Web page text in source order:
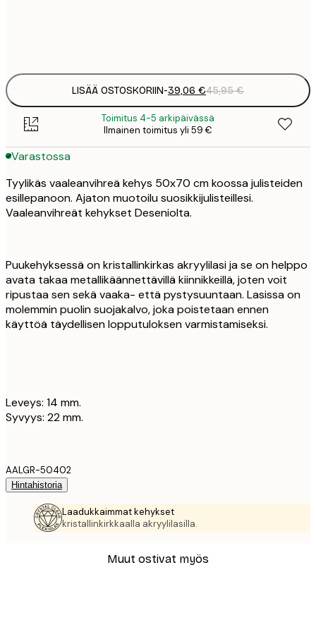
LISÄÄ OSTOSKORIIN-39,06 €45,95 €
Toimitus 4-5 arkipäivässä
Ilmainen toimitus yli 59 €
Varastossa
Tyylikäs vaaleanvihreä kehys 50x70 cm koossa julisteiden
esillepanoon. Ajaton muotoilu suosikkijulisteillesi.
Vaaleanvihreät kehykset Deseniolta.
Puukehyksessä on kristallinkirkas akryylilasi ja se on helppo
avata takaa metallikäännettävillä kiinnikkeillä, joten voit
ripustaa sen sekä vaaka- että pystysuuntaan. Lasissa on
molemmin puolin suojakalvo, joka poistetaan ennen
käyttöä täydellisen lopputuloksen varmistamiseksi.
Leveys: 14 mm.
Syvyys: 22 mm.
AALGR-50402
Hintahistoria
Laadukkaimmat kehykset
kristallinkirkkaalla akryylilasilla.
Muut ostivat myös